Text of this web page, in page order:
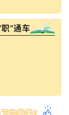
”通车
你最美！